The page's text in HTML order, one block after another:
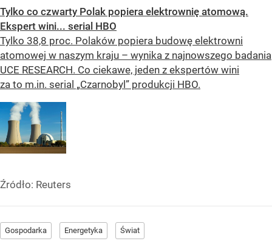
Tylko co czwarty Polak popiera elektrownię atomową.
Ekspert wini... serial HBO
Tylko 38,8 proc. Polaków popiera budowę elektrowni
atomowej w naszym kraju – wynika z najnowszego badania
UCE RESEARCH. Co ciekawe, jeden z ekspertów wini
za to m.in. serial „Czarnobyl” produkcji HBO.
Źródło: Reuters
Gospodarka Energetyka Świat